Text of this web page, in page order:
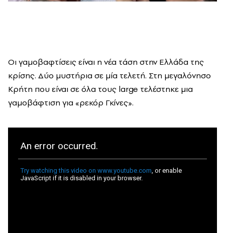
Οι γαμοβαφτίσεις είναι η νέα τάση στην Ελλάδα της
κρίσης. Δύο μυστήρια σε μία τελετή. Στη μεγαλόνησο
Κρήτη που είναι σε όλα τους large τελέστηκε μια
γαμοβάφτιση για «ρεκόρ Γκίνες».